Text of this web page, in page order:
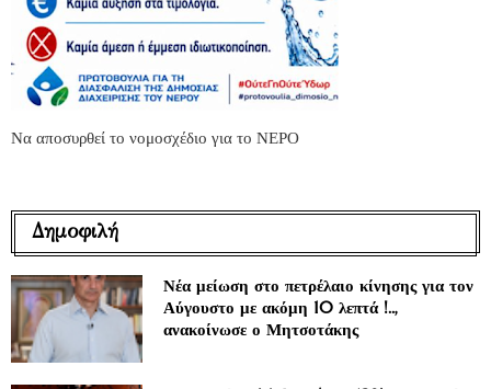
Να αποσυρθεί το νομοσχέδιο για το ΝΕΡΟ
Δημοφιλή
Νέα μείωση στο πετρέλαιο κίνησης για τον
Αύγουστο με ακόμη 10 λεπτά !..,
ανακοίνωσε ο Μητσοτάκης